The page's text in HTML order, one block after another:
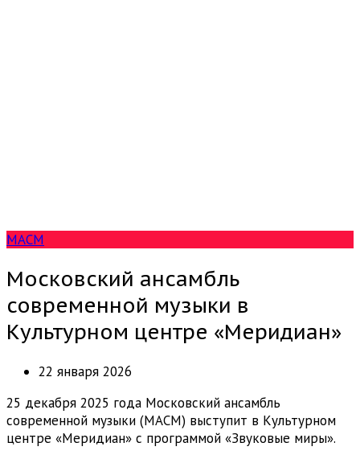
МАСМ
Московский ансамбль
современной музыки в
Культурном центре «Меридиан»
22 января 2026
25 декабря 2025 года Московский ансамбль
современной музыки (МАСМ) выступит в Культурном
центре «Меридиан» с программой «Звуковые миры».